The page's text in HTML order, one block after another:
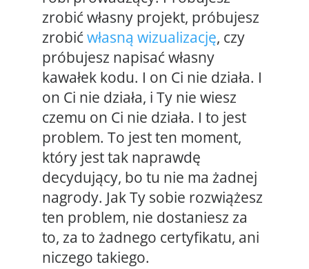
zrobić własny projekt, próbujesz
zrobićwłasną wizualizację, czy
próbujesz napisać własny
kawałek kodu. I on Ci nie działa. I
on Ci nie działa, i Ty nie wiesz
czemu on Ci nie działa. I to jest
problem. To jest ten moment,
który jest tak naprawdę
decydujący, bo tu nie ma żadnej
nagrody. Jak Ty sobie rozwiążesz
ten problem, nie dostaniesz za
to, za to żadnego certyfikatu, ani
niczego takiego.